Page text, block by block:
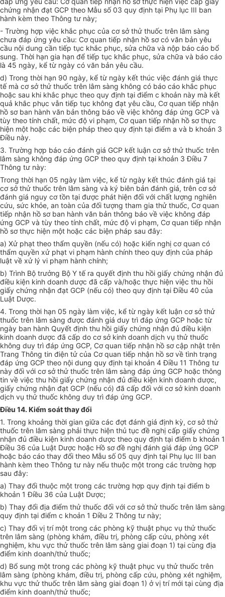
chứng nhận đạt GCP theo Mẫu số 03 quy định tại Phụ lục III ban
hành kèm theo Thông tư này;
- Trường hợp việc khắc phục của cơ sở thử thuốc trên lâm sàng
chưa đáp ứng yêu cầu: Cơ quan tiếp nhận hồ sơ có văn bản yêu
cầu nội dung cần tiếp tục khắc phục, sửa chữa và nộp báo cáo bổ
sung. Thời hạn gia hạn để tiếp tục khắc phục, sửa chữa và báo cáo
là 45 ngày, kể từ ngày có văn bản yêu cầu.
d) Trong thời hạn 90 ngày, kể từ ngày kết thúc việc đánh giá thực
tế mà cơ sở thử thuốc trên lâm sàng không có báo cáo khắc phục
hoặc sau khi khắc phục theo quy định tại điểm c khoản này mà kết
quả khắc phục vẫn tiếp tục không đạt yêu cầu, Cơ quan tiếp nhận
hồ sơ ban hành văn bản thông báo về việc không đáp ứng GCP và
tùy theo tính chất, mức độ vi phạm, Cơ quan tiếp nhận hồ sơ thực
hiện một hoặc các biện pháp theo quy định tại điểm a và b khoản 3
Điều này.
3. Trường hợp báo cáo đánh giá GCP kết luận cơ sở thử thuốc trên
lâm sàng không đáp ứng GCP theo quy định tại khoản 3 Điều 7
Thông tư này:
Trong thời hạn 05 ngày làm việc, kể từ ngày kết thúc đánh giá tại
cơ sở thử thuốc trên lâm sàng và ký biên bản đánh giá, trên cơ sở
đánh giá nguy cơ tồn tại được phát hiện đối với chất lượng nghiên
cứu, sức khỏe, an toàn của đối tượng tham gia thử thuốc, Cơ quan
tiếp nhận hồ sơ ban hành văn bản thông báo về việc không đáp
ứng GCP và tùy theo tính chất, mức độ vi phạm, Cơ quan tiếp nhận
hồ sơ thực hiện một hoặc các biện pháp sau đây:
a) Xử phạt theo thẩm quyền (nếu có) hoặc kiến nghị cơ quan có
thẩm quyền xử phạt vi phạm hành chính theo quy định của pháp
luật về xử lý vi phạm hành chính;
b) Trình Bộ trưởng Bộ Y tế ra quyết định thu hồi giấy chứng nhận đủ
điều kiện kinh doanh dược đã cấp và/hoặc thực hiện việc thu hồi
giấy chứng nhận đạt GCP (nếu có) theo quy định tại Điều 40 của
Luật Dược.
4. Trong thời hạn 05 ngày làm việc, kể từ ngày kết luận cơ sở thử
thuốc trên lâm sàng được đánh giá duy trì đáp ứng GCP hoặc từ
ngày ban hành Quyết định thu hồi giấy chứng nhận đủ điều kiện
kinh doanh dược đã cấp do cơ sở kinh doanh dịch vụ thử thuốc
không duy trì đáp ứng GCP, Cơ quan tiếp nhận hồ sơ cập nhật trên
Trang Thông tin điện tử của Cơ quan tiếp nhận hồ sơ về tình trạng
đáp ứng GCP theo nội dung quy định tại khoản 4 Điều 11 Thông tư
này đối với cơ sở thử thuốc trên lâm sàng đáp ứng GCP hoặc thông
tin về việc thu hồi giấy chứng nhận đủ điều kiện kinh doanh dược,
giấy chứng nhận đạt GCP (nếu có) đã cấp đối với cơ sở kinh doanh
dịch vụ thử thuốc không duy trì đáp ứng GCP.
Điều 14. Kiểm soát thay đổi
1. Trong khoảng thời gian giữa các đợt đánh giá định kỳ, cơ sở thử
thuốc trên lâm sàng phải thực hiện thủ tục đề nghị cấp giấy chứng
nhận đủ điều kiện kinh doanh dược theo quy định tại điểm b khoản 1
Điều 36 của Luật Dược hoặc Hồ sơ đề nghị đánh giá đáp ứng GCP
hoặc báo cáo thay đổi theo Mẫu số 05 quy định tại Phụ lục III ban
hành kèm theo Thông tư này nếu thuộc một trong các trường hợp
sau đây:
a) Thay đổi thuộc một trong các trường hợp quy định tại điểm b
khoản 1 Điều 36 của Luật Dược;
b) Thay đổi địa điểm thử thuốc đối với cơ sở thử thuốc trên lâm sàng
quy định tại điểm c khoản 1 Điều 2 Thông tư này;
c) Thay đổi vị trí một trong các phòng kỹ thuật phục vụ thử thuốc
trên lâm sàng (phòng khám, điều trị, phòng cấp cứu, phòng xét
nghiệm, khu vực thử thuốc trên lâm sàng giai đoạn 1) tại cùng địa
điểm kinh doanh/thử thuốc;
d) Bổ sung một trong các phòng kỹ thuật phục vụ thử thuốc trên
lâm sàng (phòng khám, điều trị, phòng cấp cứu, phòng xét nghiệm,
khu vực thử thuốc trên lâm sàng giai đoạn 1) ởvị trí mới tại cùng địa
điểm kinh doanh/thử thuốc;